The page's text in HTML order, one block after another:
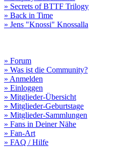
» Secrets of BTTF Trilogy
» Back in Time
» Jens "Knossi" Knossalla
» Forum
» Was ist die Community?
» Anmelden
» Einloggen
» Mitglieder-Übersicht
» Mitglieder-Geburtstage
» Mitglieder-Sammlungen
» Fans in Deiner Nähe
» Fan-Art
» FAQ / Hilfe